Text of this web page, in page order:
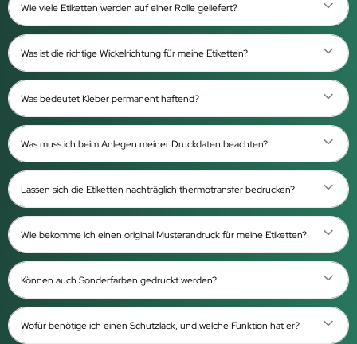
Wie viele Etiketten werden auf einer Rolle geliefert?
Was ist die richtige Wickelrichtung für meine Etiketten?
Was bedeutet Kleber permanent haftend?
Was muss ich beim Anlegen meiner Druckdaten beachten?
Lassen sich die Etiketten nachträglich thermotransfer bedrucken?
Wie bekomme ich einen original Musterandruck für meine Etiketten?
Können auch Sonderfarben gedruckt werden?
Wofür benötige ich einen Schutzlack, und welche Funktion hat er?